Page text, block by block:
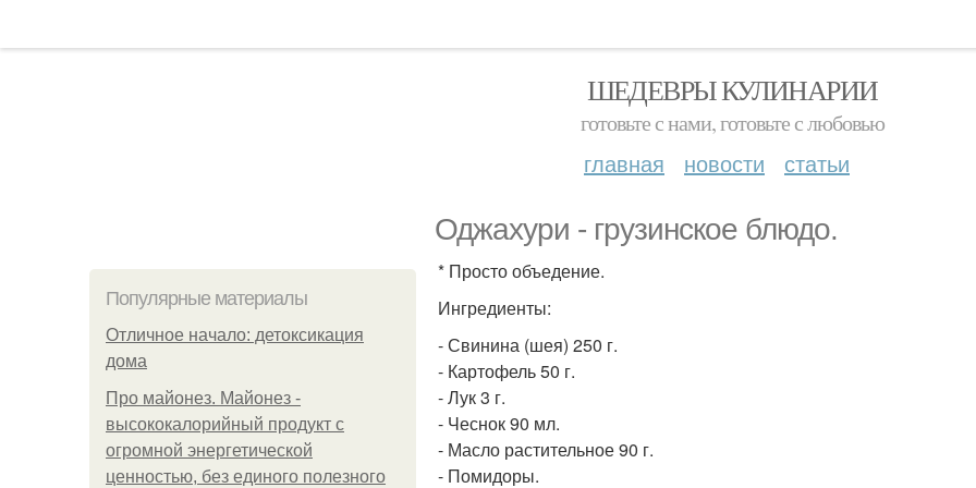
ШЕДЕВРЫ КУЛИНАРИИ
готовьте с нами, готовьте с любовью
главная новости статьи
Оджахури - грузинское блюдо.
Популярные материалы
Отличное начало: детоксикация
дома
Про майонез. Майонез -
высококалорийный продукт с
огромной энергетической
ценностью, без единого полезного
* Просто объедение.
Ингредиенты:
- Свинина (шея) 250 г.
- Картофель 50 г.
- Лук 3 г.
- Чеснок 90 мл.
- Масло растительное 90 г.
- Помидоры.